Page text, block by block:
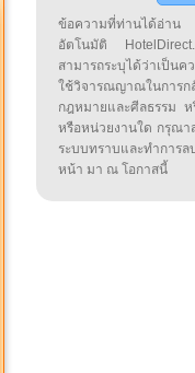
ข้อความที่ท่านได้อ่าน
อัตโนมัติ
สามารถระบุได้ว่าเป็น
ใช้วิจารณญาณในกา
กฎหมายและศีลธรรม ห
หรือหน่วยงานใด กรุณา
ระบบทราบและทำการ
หน้า มา ณ โอกาสนี้